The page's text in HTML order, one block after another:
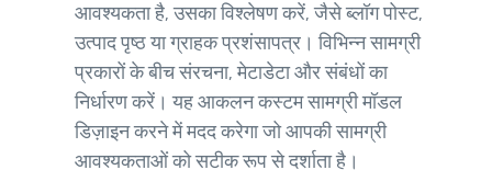
आवश्यकता है, उसका विश्लेषण करें, जैसे ब्लॉग पोस्ट,
उत्पाद पृष्ठ या ग्राहक प्रशंसापत्र। विभिन्न सामग्री
प्रकारों के बीच संरचना, मेटाडेटा और संबंधों का
निर्धारण करें। यह आकलन कस्टम सामग्री मॉडल
डिज़ाइन करने में मदद करेगा जो आपकी सामग्री
आवश्यकताओं को सटीक रूप से दर्शाता है।